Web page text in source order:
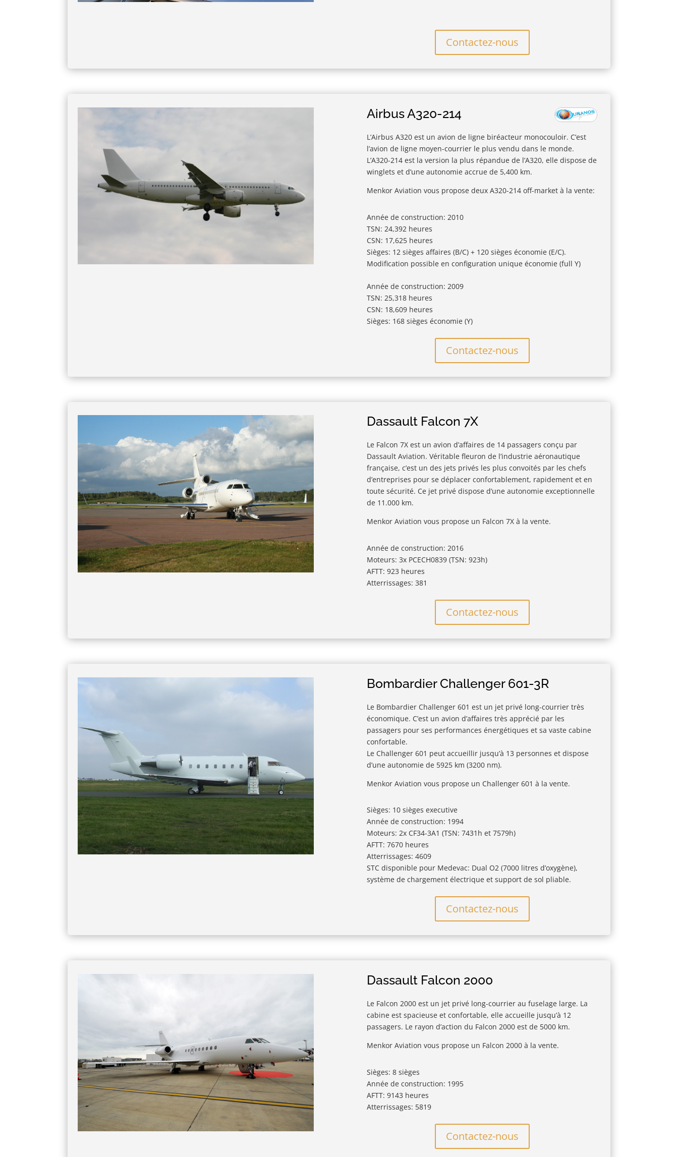
Contactez-nous
Airbus A320-214
L’Airbus A320 est un avion de ligne biréacteur monocouloir. C’est
l’avion de ligne moyen-courrier le plus vendu dans le monde.
L’A320-214 est la version la plus répandue de l’A320, elle dispose de
winglets et d’une autonomie accrue de 5,400 km.
Menkor Aviation vous propose deux A320-214 off-market à la vente:
Année de construction: 2010
TSN: 24,392 heures
CSN: 17,625 heures
Sièges: 12 sièges affaires (B/C) + 120 sièges économie (E/C).
Modification possible en configuration unique économie (full Y)
Année de construction: 2009
TSN: 25,318 heures
CSN: 18,609 heures
Sièges: 168 sièges économie (Y)
Contactez-nous
Dassault Falcon 7X
Le Falcon 7X est un avion d’affaires de 14 passagers conçu par
Dassault Aviation. Véritable fleuron de l’industrie aéronautique
française, c’est un des jets privés les plus convoités par les chefs
d’entreprises pour se déplacer confortablement, rapidement et en
toute sécurité. Ce jet privé dispose d’une autonomie exceptionnelle
de 11.000 km.
Menkor Aviation vous propose un Falcon 7X à la vente.
Année de construction: 2016
Moteurs: 3x PCECH0839 (TSN: 923h)
AFTT: 923 heures
Atterrissages: 381
Contactez-nous
Bombardier Challenger 601-3R
Le Bombardier Challenger 601 est un jet privé long-courrier très
économique. C’est un avion d’affaires très apprécié par les
passagers pour ses performances énergétiques et sa vaste cabine
confortable.
Le Challenger 601 peut accueillir jusqu’à 13 personnes et dispose
d’une autonomie de 5925 km (3200 nm).
Menkor Aviation vous propose un Challenger 601 à la vente.
Sièges: 10 sièges executive
Année de construction: 1994
Moteurs: 2x CF34-3A1 (TSN: 7431h et 7579h)
AFTT: 7670 heures
Atterrissages: 4609
STC disponible pour Medevac: Dual O2 (7000 litres d’oxygène),
système de chargement électrique et support de sol pliable.
Contactez-nous
Dassault Falcon 2000
Le Falcon 2000 est un jet privé long-courrier au fuselage large. La
cabine est spacieuse et confortable, elle accueille jusqu’à 12
passagers. Le rayon d’action du Falcon 2000 est de 5000 km.
Menkor Aviation vous propose un Falcon 2000 à la vente.
Sièges: 8 sièges
Année de construction: 1995
AFTT: 9143 heures
Atterrissages: 5819
Contactez-nous